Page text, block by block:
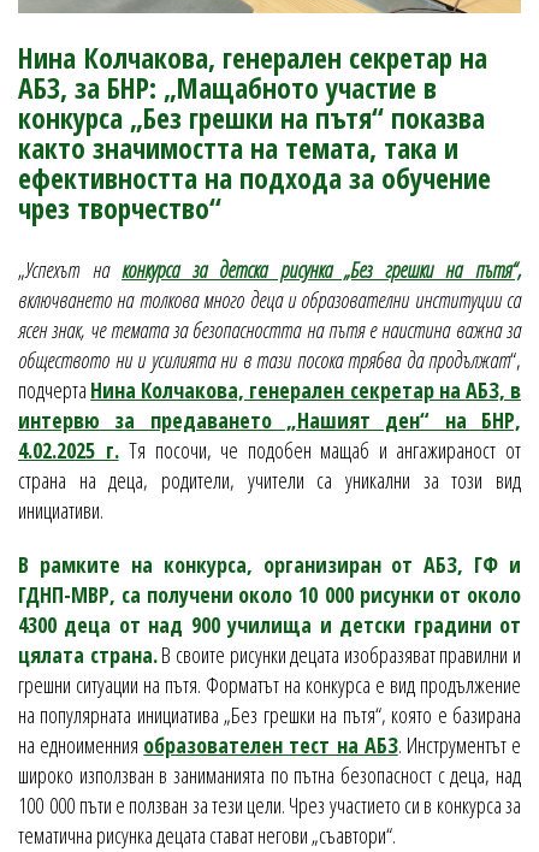
Нина Колчакова, генерален секретар на
АБЗ, за БНР: „Мащабното участие в
конкурса „Без грешки на пътя“ показва
както значимостта на темата, така и
ефективността на подхода за обучение
чрез творчество“
„Успехът на конкурса за детска рисунка „Без грешки на пътя“,
включването на толкова много деца и образователни институции са
ясен знак, че темата за безопасността на пътя е наистина важна за
обществото ни и усилията ни в тази посока трябва да продължат“,
подчерта Нина Колчакова, генерален секретар на АБЗ, в
интервю за предаването „Нашият ден“ на БНР,
4.02.2025 г. Тя посочи, че подобен мащаб и ангажираност от
страна на деца, родители, учители са уникални за този вид
инициативи.
В рамките на конкурса, организиран от АБЗ, ГФ и
ГДНП-МВР, са получени около 10 000 рисунки от около
4300 деца от над 900 училища и детски градини от
цялата страна.В своите рисунки децата изобразяват правилни и
грешни ситуации на пътя. Форматът на конкурса е вид продължение
на популярната инициатива „Без грешки на пътя“, която е базирана
на едноименния образователен тест на АБЗ. Инструментът е
широко използван в заниманията по пътна безопасност с деца, над
100 000 пъти е ползван за тези цели. Чрез участието си в конкурса за
тематична рисунка децата стават негови „съавтори“.